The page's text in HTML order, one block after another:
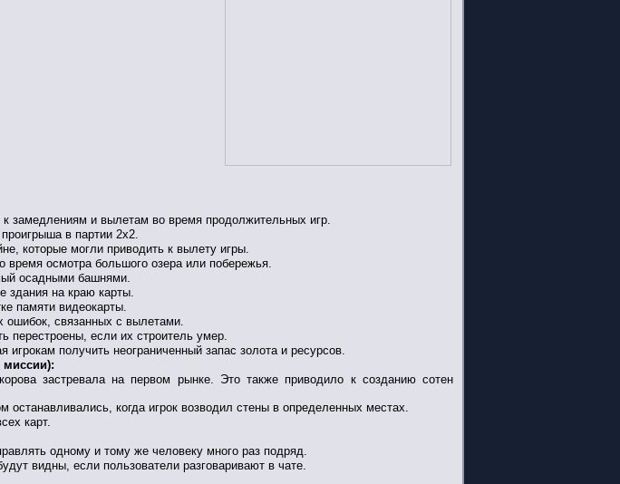
замедлениям и вылетам во время продолжительных игр.
в партии 2х2.
которые могли приводить к вылету игры.
осмотра большого озера или побережья.
осадными башнями.
здания на краю карты.
памяти видеокарты.
связанных с вылетами.
перестроены, если их строитель умер.
получить неограниченный запас золота и ресурсов.
застревала на первом рынке. Это также приводило к созданию сотен
когда игрок возводил стены в определенных местах.
карт.
одному и тому же человеку много раз подряд.
видны, если пользователи разговаривают в чате.